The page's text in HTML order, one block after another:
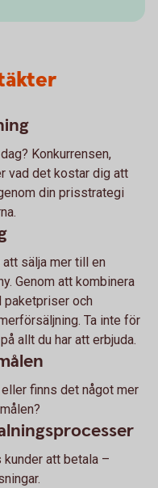
Konkurrensen,
vad det kostar dig att
din prisstrategi
sälja mer till en
Genom att kombinera
paketpriser och
Ta inte för
allt du har att erbjuda.
finns det något mer
att betala –